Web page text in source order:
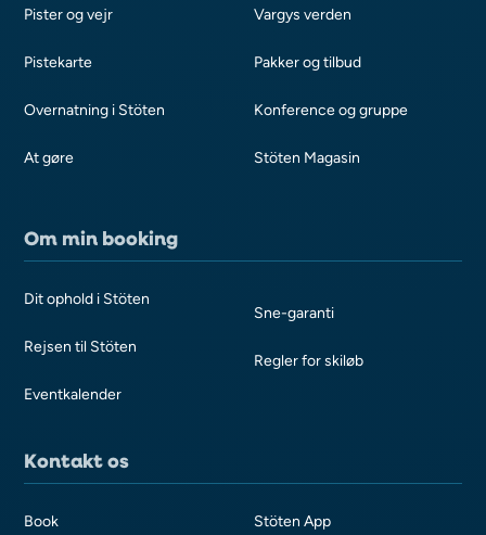
Pister og vejr
Pistekarte
Overnatning i Stöten
At gøre
Vargys verden
Pakker og tilbud
Konference og gruppe
Stöten Magasin
Om min booking
Dit ophold i Stöten
Rejsen til Stöten
Eventkalender
Sne-garanti
Regler for skiløb
Kontakt os
Book Stöten App